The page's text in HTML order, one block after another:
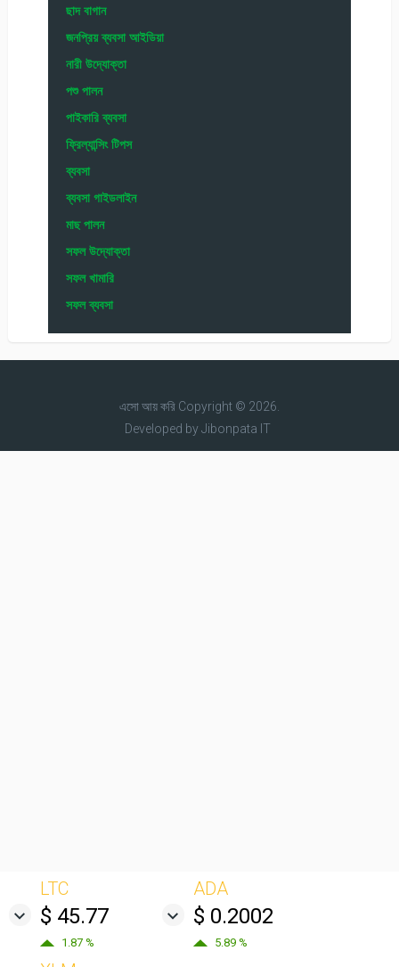
ছাদ বাগান
জনপ্রিয় ব্যবসা আইডিয়া
নারী উদ্যোক্তা
পশু পালন
পাইকারি ব্যবসা
ফ্রিল্যান্সিং টিপস
ব্যবসা
ব্যবসা গাইডলাইন
মাছ পালন
সফল উদ্যোক্তা
সফল খামারি
সফল ব্যবসা
এসো আয় করিCopyright © 2026.
Developed byJibonpata IT
LTC
$ 45.77
1.87 %
ADA
$ 0.2002
5.89 %